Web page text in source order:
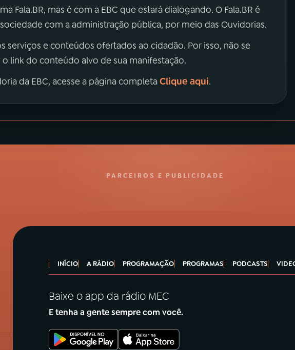
Fala.BR, mas é com a EBC que estará dialogando. O Fala.BR é
com a administração pública, por meio das Ouvidorias.
serviços e conteúdos ofertados ao cidadão. Por isso, não se
link do conteúdo alvo de sua manifestação.
da EBC, acesse a página completaClique aqui.
PARCEIROS E PUBLICIDADE
INÍCIO A RÁDIO PROGRAMAÇÃO PROGRAMAS PODCASTS
Baixe o app da rádio MEC
E tenha a gente sempre com você.